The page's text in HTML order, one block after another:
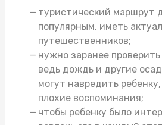
туристический маршрут
популярным, иметь
путешественников;
нужно заранее проверить
ведь дождь и другие
могут навредить
плохие воспоминания;
чтобы ребенку было